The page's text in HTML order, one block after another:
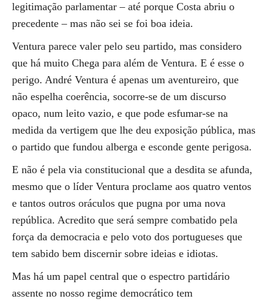
legitimação parlamentar – até porque Costa abriu o
precedente – mas não sei se foi boa ideia.
Ventura parece valer pelo seu partido, mas considero
que há muito Chega para além de Ventura. E é esse o
perigo. André Ventura é apenas um aventureiro, que
não espelha coerência, socorre-se de um discurso
opaco, num leito vazio, e que pode esfumar-se na
medida da vertigem que lhe deu exposição pública, mas
o partido que fundou alberga e esconde gente perigosa.
E não é pela via constitucional que a desdita se afunda,
mesmo que o líder Ventura proclame aos quatro ventos
e tantos outros oráculos que pugna por uma nova
república. Acredito que será sempre combatido pela
força da democracia e pelo voto dos portugueses que
tem sabido bem discernir sobre ideias e idiotas.
Mas há um papel central que o espectro partidário
assente no nosso regime democrático tem